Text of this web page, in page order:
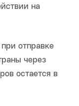
на
отправке
через
остается в